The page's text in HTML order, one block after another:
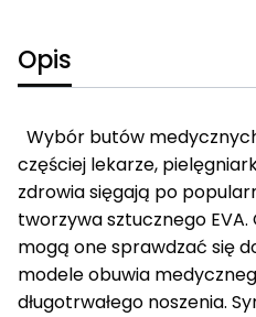
Opis
Wybór butów
częściej lekarze,
zdrowia sięgają po
tworzywa sztucznego
mogą one sprawdzać się
modele obuwia
długotrwałego noszenia.